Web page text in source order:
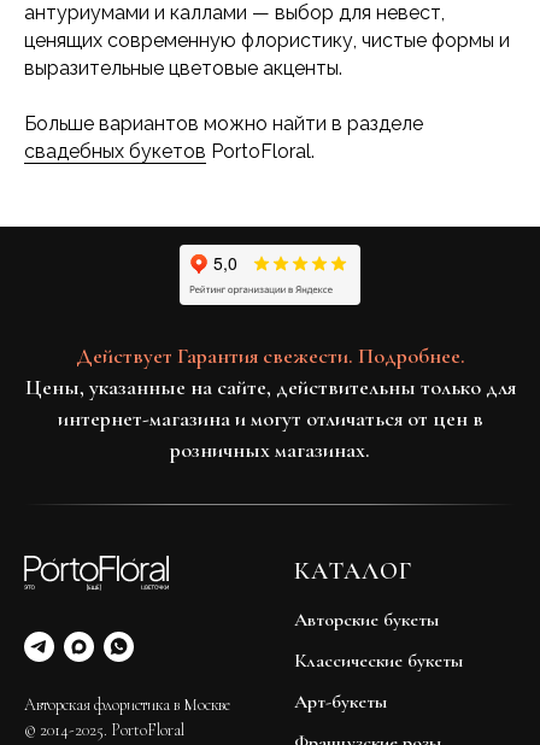
антуриумами и каллами — выбор для невест,
ценящих современную флористику, чистые формы и
выразительные цветовые акценты.
Больше вариантов можно найти в разделе
свадебных букетов PortoFloral.
Действует Гарантия свежести. Подробнее.
Цены, указанные на сайте, действительны только для
интернет-магазина и могут отличаться от цен в
розничных магазинах.
Авторская флористика в Москве
© 2014-2025. PortoFloral
КАТАЛОГ
Авторские букеты
Классические букеты
Арт-букеты